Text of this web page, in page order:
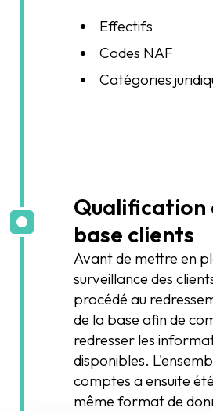
Effectifs
Codes NAF
Catégories
Qualification
base clients
Avant de mettre en
surveillance des
procédé au
de la base afin de
redresser les
disponibles.
comptes a ensuite
même format de